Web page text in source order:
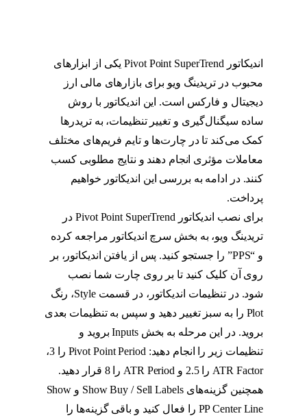
اندیکاتور Pivot Point SuperTrend یکی از ابزارهای
محبوب در تریدینگ ویو برای بازارهای مالی ارز
دیجیتال و فارکس است. این اندیکاتور با روش
ساده سیگنال‌گیری و تغییر تنظیمات، به تریدرها
کمک می‌کند تا در چارت‌ها و تایم فریم‌های مختلف
معاملات مؤثری انجام دهند و نتایج مطلوبی کسب
کنند. در ادامه به بررسی این اندیکاتور خواهیم
پرداخت.
برای نصب اندیکاتور Pivot Point SuperTrend در
تریدینگ ویو، به بخش سرچ اندیکاتور مراجعه کرده
و “PPS” را جستجو کنید. پس از یافتن اندیکاتور، بر
روی آن کلیک کنید تا بر روی چارت شما نصب
شود. در تنظیمات اندیکاتور، در قسمت Style، رنگ
Plot را به سبز تغییر دهید و سپس به تنظیمات بعدی
بروید. در این مرحله به بخش Inputs بروید و
تنظیمات زیر را انجام دهید: Pivot Point Period را 3،
ATR Factor را 2.5 و ATR Period را 8 قرار دهید.
همچنین گزینه‌های Show Buy / Sell Labels و Show
PP Center Line را فعال کنید و باقی گزینه‌ها را